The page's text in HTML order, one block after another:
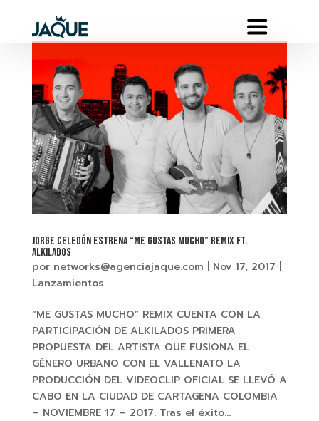
JORGE CELEDÓN Estrena “ME GUSTAS MUCHO” Remix ft.
ALKILADOS
por networks@agenciajaque.com | Nov 17, 2017 |
Lanzamientos
“ME GUSTAS MUCHO” REMIX CUENTA CON LA
PARTICIPACIÓN DE ALKILADOS PRIMERA
PROPUESTA DEL ARTISTA QUE FUSIONA EL
GÉNERO URBANO CON EL VALLENATO LA
PRODUCCIÓN DEL VIDEOCLIP OFICIAL SE LLEVÓ A
CABO EN LA CIUDAD DE CARTAGENA COLOMBIA
– NOVIEMBRE 17 – 2017. Tras el éxito...